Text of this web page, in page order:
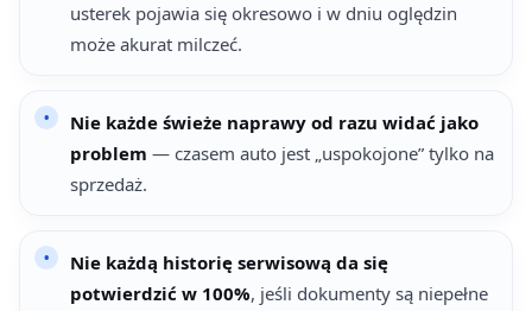
usterek pojawia się okresowo i w dniu oględzin
może akurat milczeć.
Nie każde świeże naprawy od razu widać jako
problem — czasem auto jest „uspokojone” tylko na
sprzedaż.
Nie każdą historię serwisową da się
potwierdzić w 100%, jeśli dokumenty są niepełne